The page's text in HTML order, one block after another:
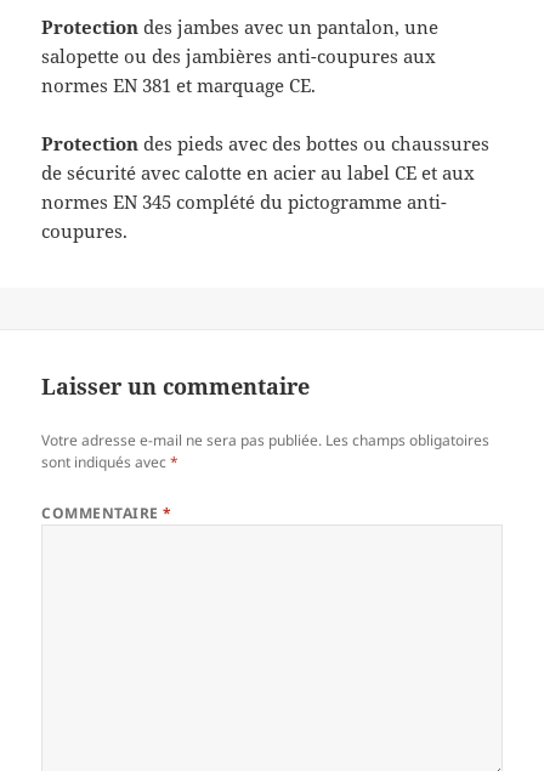
Protection des jambes avec un pantalon, une
salopette ou des jambières anti-coupures aux
normes EN 381 et marquage CE.
Protection des pieds avec des bottes ou chaussures
de sécurité avec calotte en acier au label CE et aux
normes EN 345 complété du pictogramme anti-
coupures.
Laisser un commentaire
Votre adresse e-mail ne sera pas publiée. Les champs obligatoires
sont indiqués avec*
COMMENTAIRE*